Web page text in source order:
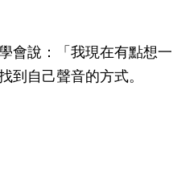
會說：「我現在有點想一
自己聲音的方式。